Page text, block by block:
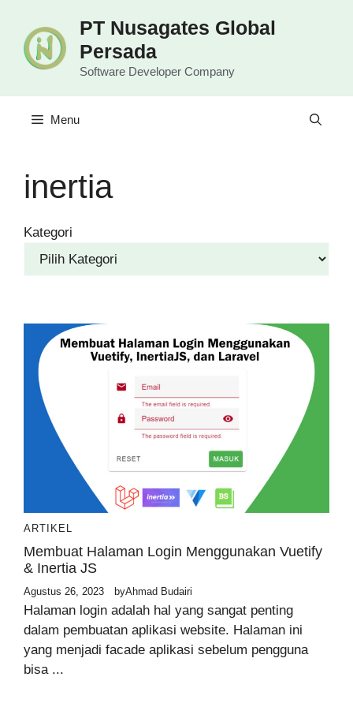
PT Nusagates Global
Persada
Software Developer Company
Menu
inertia
Kategori
ARTIKEL
Membuat Halaman Login Menggunakan Vuetify
& Inertia JS
Agustus 26, 2023 byAhmad Budairi
Halaman login adalah hal yang sangat penting
dalam pembuatan aplikasi website. Halaman ini
yang menjadi facade aplikasi sebelum pengguna
bisa ...